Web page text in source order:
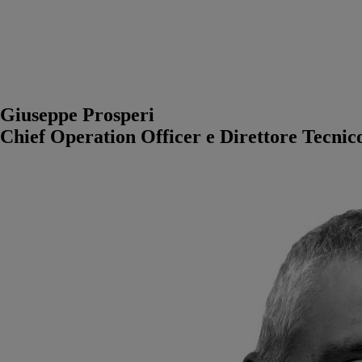
Giuseppe Prosperi
Chief Operation Officer e Direttore